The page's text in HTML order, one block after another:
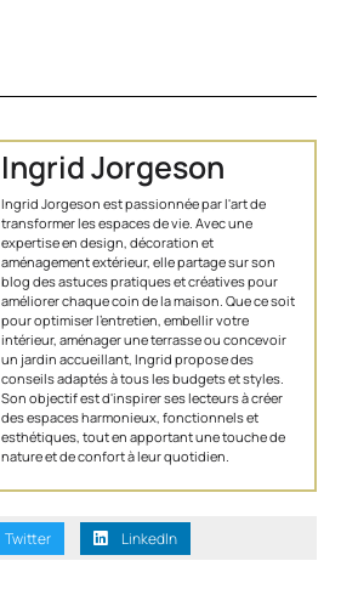
Ingrid Jorgeson
Ingrid Jorgeson est passionnée par l'art de
transformer les espaces de vie. Avec une
expertise en design, décoration et
aménagement extérieur, elle partage sur son
blog des astuces pratiques et créatives pour
améliorer chaque coin de la maison. Que ce soit
pour optimiser l’entretien, embellir votre
intérieur, aménager une terrasse ou concevoir
un jardin accueillant, Ingrid propose des
conseils adaptés à tous les budgets et styles.
Son objectif est d'inspirer ses lecteurs à créer
des espaces harmonieux, fonctionnels et
esthétiques, tout en apportant une touche de
nature et de confort à leur quotidien.
Twitter LinkedIn